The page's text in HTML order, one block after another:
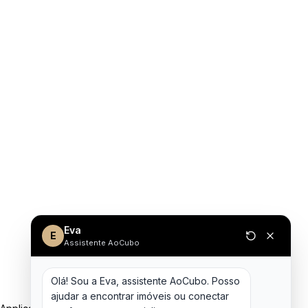
E Eva
Assistente AoCubo
Olá! Sou a Eva, assistente AoCubo. Posso
ajudar a encontrar imóveis ou conectar